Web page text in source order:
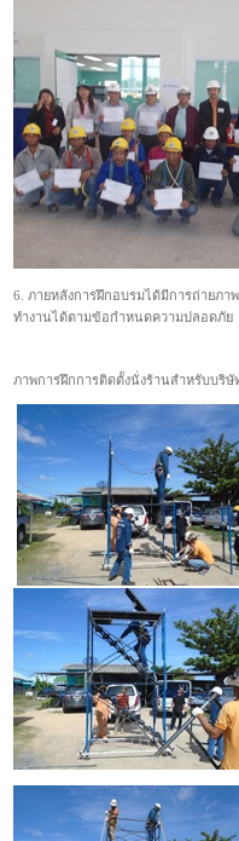
6. ภายหลังการฝึกอบรมได้มีการถ่ายภา
ทำงานได้ตามข้อกำหนดความปลอดภัย
ภาพการฝึกการติดตั้งนั่งร้านสำหรับบริ